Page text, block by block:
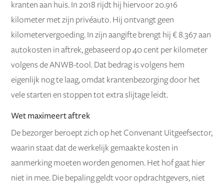
kranten aan huis. In 2018 rijdt hij hiervoor 20.916
kilometer met zijn privéauto. Hij ontvangt geen
kilometervergoeding. In zijn aangifte brengt hij € 8.367 aan
autokosten in aftrek, gebaseerd op 40 cent per kilometer
volgens de ANWB-tool. Dat bedrag is volgens hem
eigenlijk nog te laag, omdat krantenbezorging door het
vele starten en stoppen tot extra slijtage leidt.
Wet maximeert aftrek
De bezorger beroept zich op het Convenant Uitgeefsector,
waarin staat dat de werkelijk gemaakte kosten in
aanmerking moeten worden genomen. Het hof gaat hier
niet in mee. Die bepaling geldt voor opdrachtgevers, niet